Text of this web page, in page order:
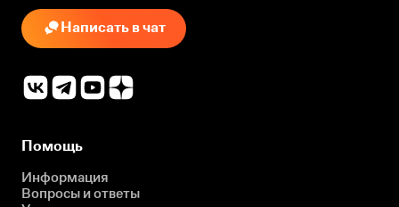
Написать в чат
Помощь
Информация
Вопросы и ответы